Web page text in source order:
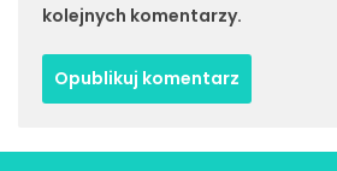
kolejnych komentarzy.